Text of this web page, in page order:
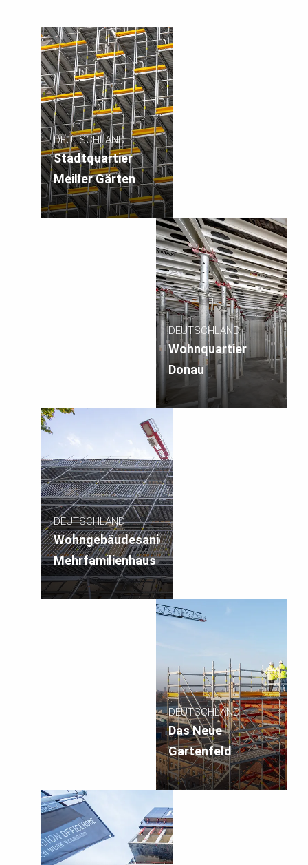
DEUTSCHLAND
Stadtquartier
Meiller Gärten
DEUTSCHLAND
Wohnquartier
Donau
DEUTSCHLAND
Wohngebäudesanierung,
Mehrfamilienhaus
DEUTSCHLAND
Das Neue
Gartenfeld